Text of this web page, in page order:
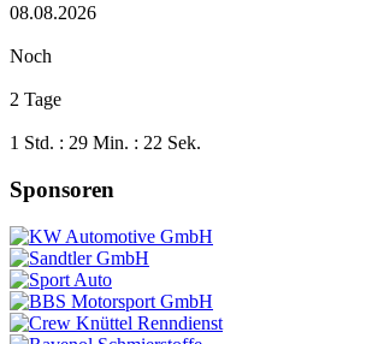
08.08.2026
Noch
2 Tage
1 Std. : 29 Min. : 21 Sek.
Sponsoren